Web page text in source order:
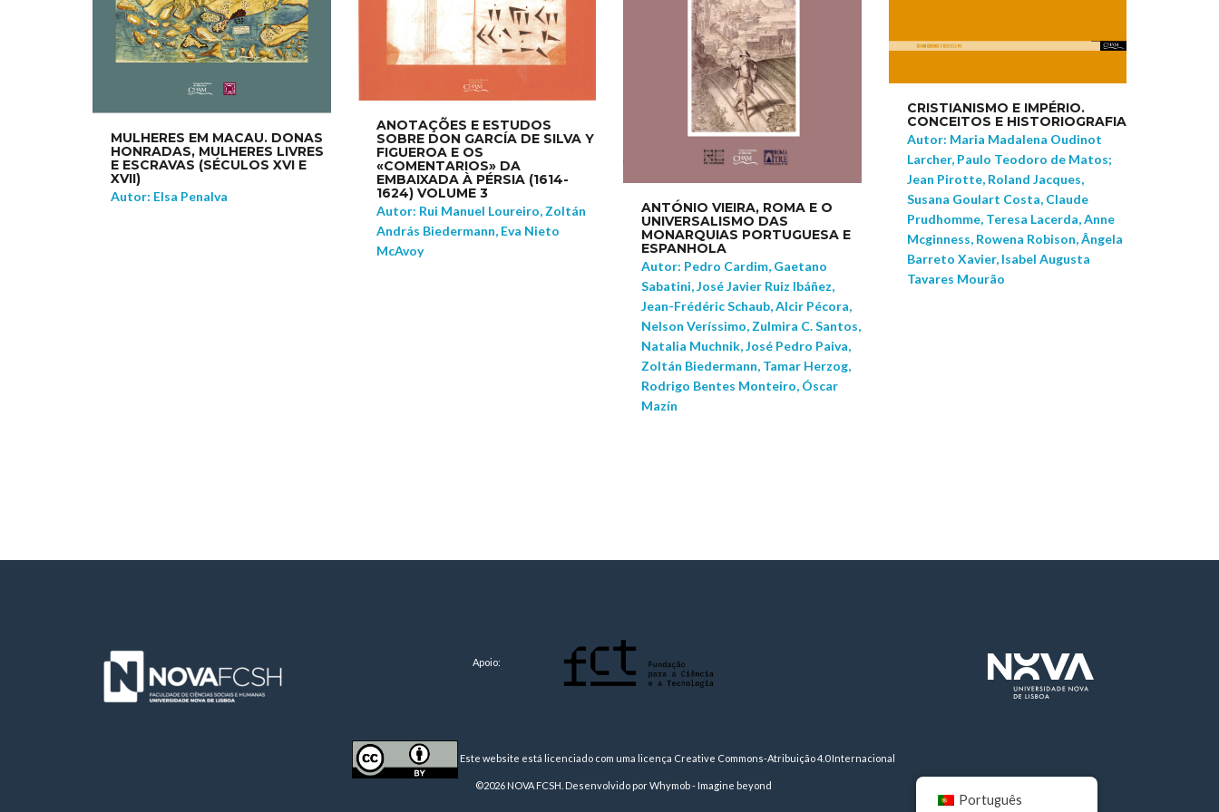
MULHERES EM MACAU. DONAS
HONRADAS, MULHERES LIVRES
E ESCRAVAS (SÉCULOS XVI E
XVII)
Autor: Elsa Penalva
ANOTAÇÕES E ESTUDOS
SOBRE DON GARCÍA DE SILVA Y
FIGUEROA E OS
«COMENTARIOS» DA
EMBAIXADA À PÉRSIA (1614-
1624) VOLUME 3
Autor: Rui Manuel Loureiro, Zoltán
András Biedermann, Eva Nieto
McAvoy
ANTÓNIO VIEIRA, ROMA E O
UNIVERSALISMO DAS
MONARQUIAS PORTUGUESA E
ESPANHOLA
Autor: Pedro Cardim, Gaetano
Sabatini, José Javier Ruiz Ibáñez,
Jean-Frédéric Schaub, Alcir Pécora,
Nelson Veríssimo, Zulmira C. Santos,
Natalia Muchnik, José Pedro Paiva,
Zoltán Biedermann, Tamar Herzog,
Rodrigo Bentes Monteiro, Óscar
Mazín
CRISTIANISMO E IMPÉRIO.
CONCEITOS E HISTORIOGRAFIA
Autor: Maria Madalena Oudinot
Larcher, Paulo Teodoro de Matos;
Jean Pirotte, Roland Jacques,
Susana Goulart Costa, Claude
Prudhomme, Teresa Lacerda, Anne
Mcginness, Rowena Robison, Ângela
Barreto Xavier, Isabel Augusta
Tavares Mourão
Apoio:
Este website está licenciado com uma licença Creative Commons-Atribuição 4.0 Internacional
©2026 NOVA FCSH. Desenvolvido porWhymob - Imagine beyond
Português